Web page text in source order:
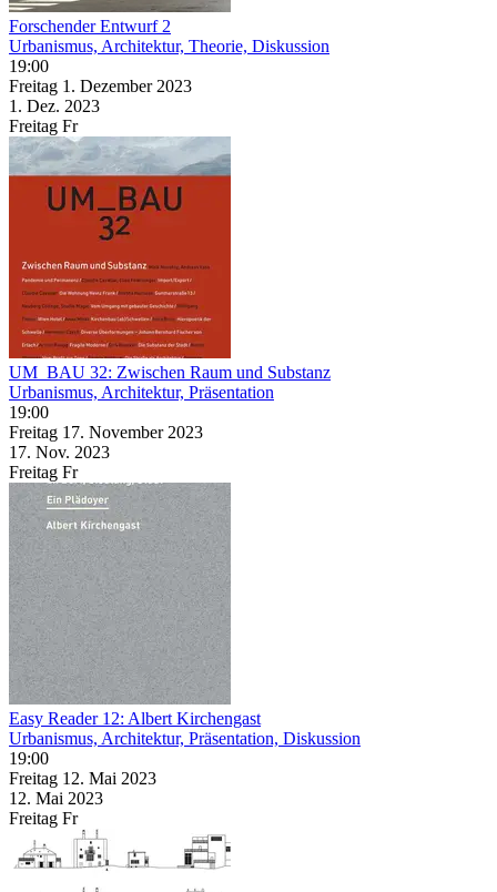
Forschender Entwurf 2
Urbanismus, Architektur, Theorie, Diskussion
19:00
Freitag 1. Dezember 2023
1. Dez. 2023
Freitag Fr
UM_BAU 32: Zwischen Raum und Substanz
Urbanismus, Architektur, Präsentation
19:00
Freitag 17. November 2023
17. Nov. 2023
Freitag Fr
Easy Reader 12: Albert Kirchengast
Urbanismus, Architektur, Präsentation, Diskussion
19:00
Freitag 12. Mai 2023
12. Mai 2023
Freitag Fr